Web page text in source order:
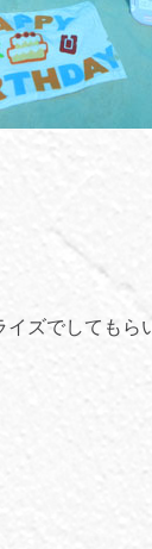
ズでしてもら